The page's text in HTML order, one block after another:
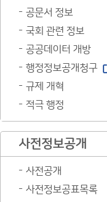
공문서 정보
국회 관련 정보
공공데이터 개방
행정정보공개청구
규제 개혁
적극 행정
사전정보공개
사전공개
사전정보공표목록